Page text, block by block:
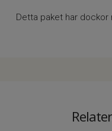
Detta paket har dockor